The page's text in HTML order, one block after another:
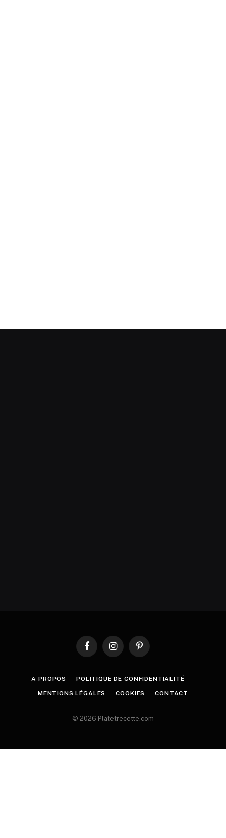
FacebookInstagramPinterest
A PROPOS POLITIQUE DE CONFIDENTIALITÉ
MENTIONS LÉGALES COOKIES CONTACT
© 2026 Platetrecette.com